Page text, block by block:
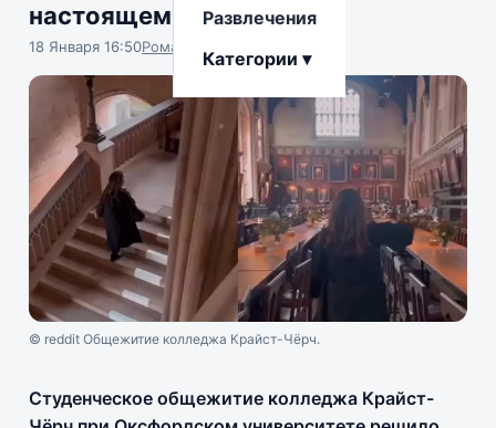
Развлечения
Категории ▾
настоящем Хогвартсе
18 Января 16:50Роман Чистоляпов
© reddit Общежитие колледжа Крайст-Чёрч.
Студенческое общежитие колледжа Крайст-